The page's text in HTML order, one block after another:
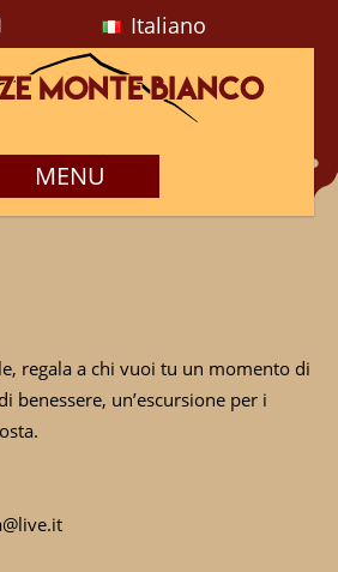
Italiano
MENU
regala a chi vuoi tu un momento di
benessere, un’escursione per i